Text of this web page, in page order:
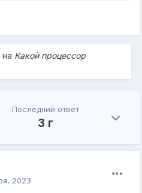
на Какой процессор
Последний ответ
3 г
2023